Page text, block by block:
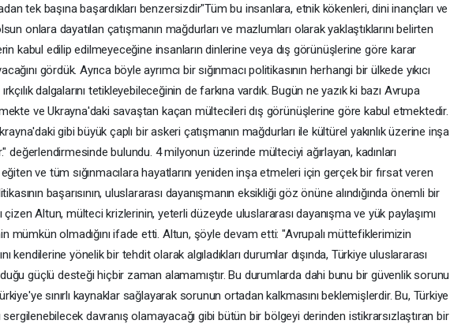
tek başına başardıkları benzersizdir"Tüm bu insanlara, etnik kökenleri, dini inançları ve
onlara dayatılan çatışmanın mağdurları ve mazlumları olarak yaklaştıklarını belirten
kabul edilip edilmeyeceğine insanların dinlerine veya dış görünüşlerine göre karar
gördük. Ayrıca böyle ayrımcı bir sığınmacı politikasının herhangi bir ülkede yıkıcı
dalgalarını tetikleyebileceğinin de farkına vardık. Bugün ne yazık ki bazı Avrupa
ve Ukrayna'daki savaştan kaçan mültecileri dış görünüşlerine göre kabul etmektedir.
gibi büyük çaplı bir askeri çatışmanın mağdurları ile kültürel yakınlık üzerine inşa
değerlendirmesinde bulundu. 4 milyonun üzerinde mülteciyi ağırlayan, kadınları
ve tüm sığınmacılara hayatlarını yeniden inşa etmeleri için gerçek bir fırsat veren
başarısının, uluslararası dayanışmanın eksikliği göz önüne alındığında önemli bir
çizen Altun, mülteci krizlerinin, yeterli düzeyde uluslararası dayanışma ve yük paylaşımı
mümkün olmadığını ifade etti. Altun, şöyle devam etti: "Avrupalı müttefiklerimizin
kendilerine yönelik bir tehdit olarak algıladıkları durumlar dışında, Türkiye uluslararası
güçlü desteği hiçbir zaman alamamıştır. Bu durumlarda dahi bunu bir güvenlik sorunu
sınırlı kaynaklar sağlayarak sorunun ortadan kalkmasını beklemişlerdir. Bu, Türkiye
davranış olamayacağı gibi bütün bir bölgeyi derinden istikrarsızlaştıran bir